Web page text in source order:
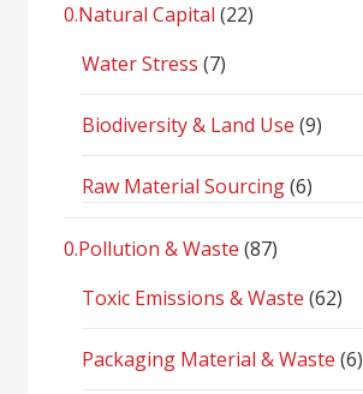
0.Natural Capital (22)
Water Stress (7)
Biodiversity & Land Use (9)
Raw Material Sourcing(6)
0.Pollution & Waste (87)
Toxic Emissions & Waste (62)
Packaging Material & Waste (6)